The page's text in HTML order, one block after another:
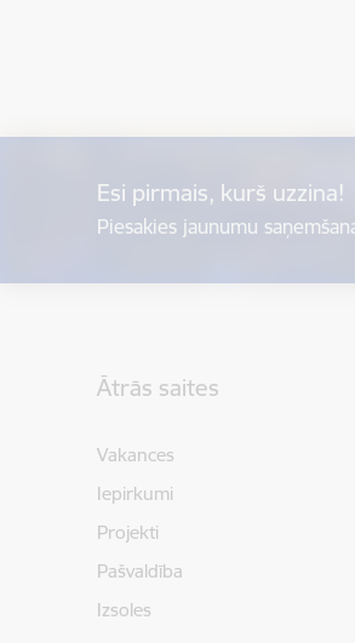
Esi pirmais, kurš uzzina!
Piesakies jaunumu
Ātrās saites
Vakances
Iepirkumi
Projekti
Pašvaldība
Izsoles